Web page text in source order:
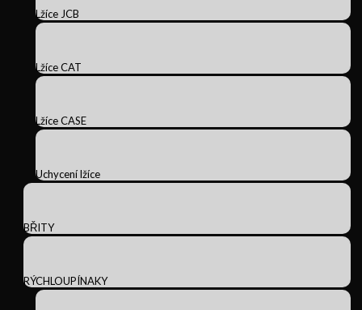
Lžíce JCB
Lžíce CAT
Lžíce CASE
Uchycení lžíce
BŘITY
RÝCHLOUPÍNAKY